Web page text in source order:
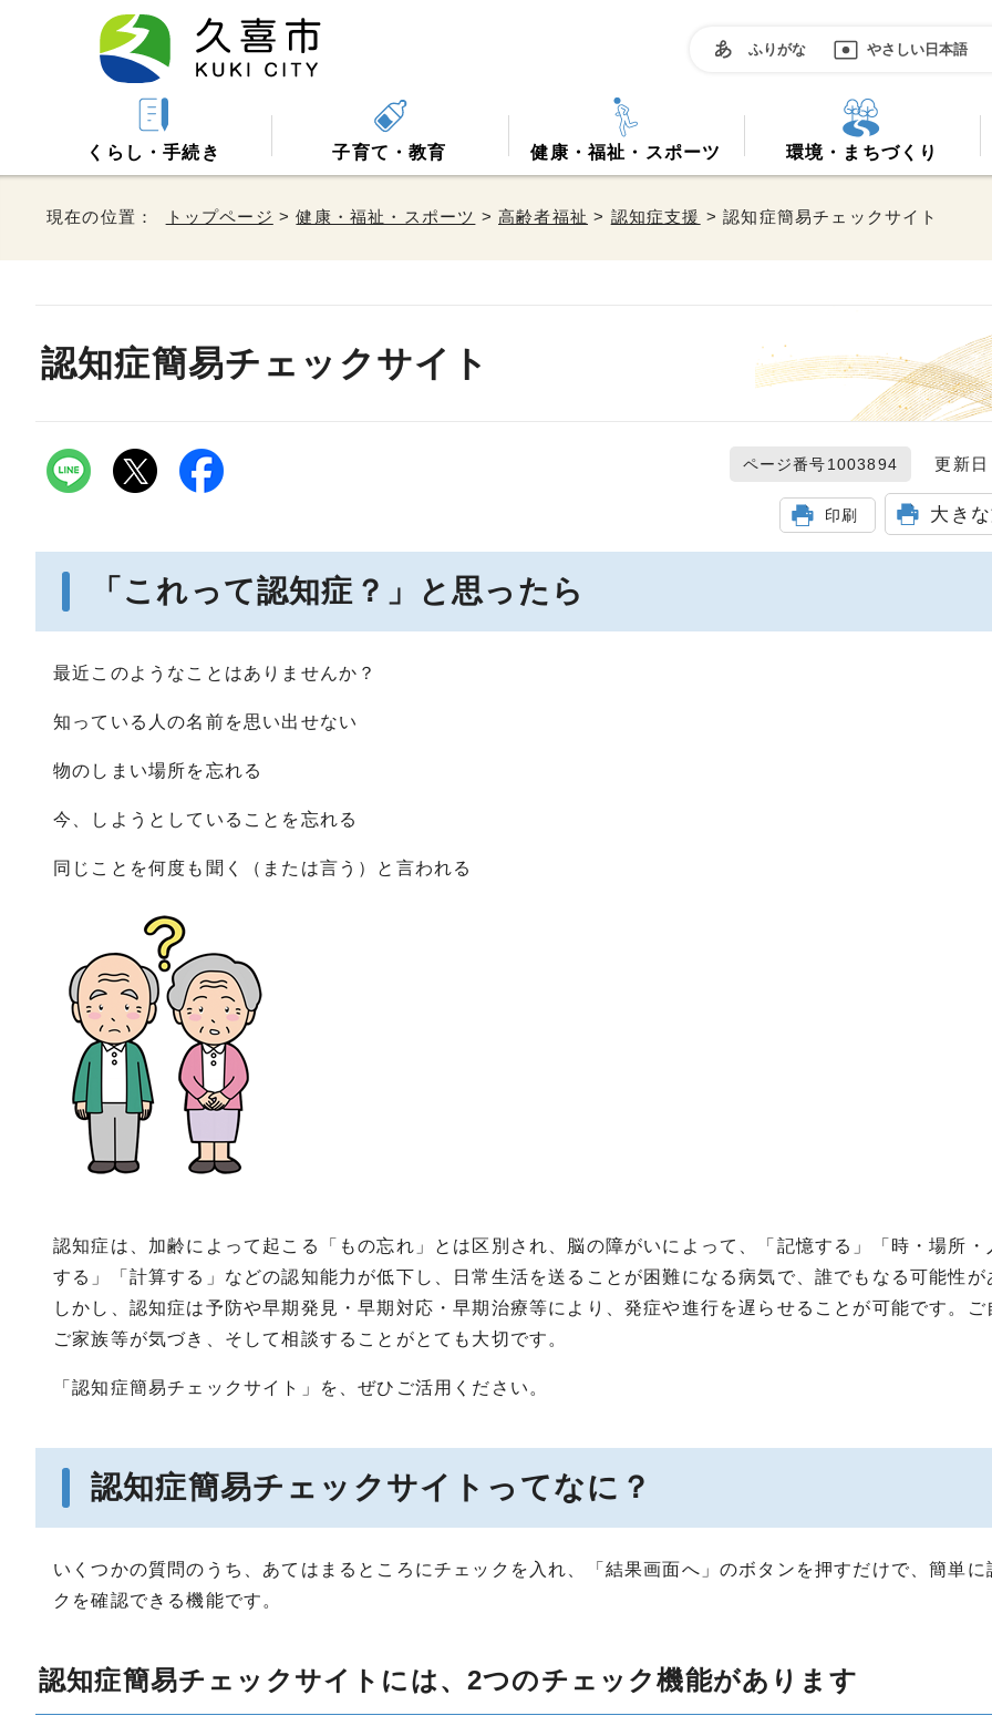
ふりがな やさしい日本語
くらし・手続き 子育て・教育 健康・福祉・スポーツ 環境・まちづくり
現在の位置： トップページ >健康・福祉・スポーツ >高齢者福祉 > 認知症支援 > 認知症簡易チェックサイト
認知症簡易チェックサイト
ページ番号1003894 更新日
印刷 大き
「これって認知症？」と思ったら
最近このようなことはありませんか？
知っている人の名前を思い出せない
物のしまい場所を忘れる
今、しようとしていることを忘れる
同じことを何度も聞く（または言う）と言われる
認知症は、加齢によって起こる「もの忘れ」とは区別され、脳の障がいによって、「記憶する」「時・場所・
する」「計算する」などの認知能力が低下し、日常生活を送ることが困難になる病気で、誰でもなる可能性が
しかし、認知症は予防や早期発見・早期対応・早期治療等により、発症や進行を遅らせることが可能です。
ご家族等が気づき、そして相談することがとても大切です。
「認知症簡易チェックサイト」を、ぜひご活用ください。
認知症簡易チェックサイトってなに？
いくつかの質問のうち、あてはまるところにチェックを入れ、「結果画面へ」のボタンを押すだけで、簡単に
クを確認できる機能です。
認知症簡易チェックサイトには、2つのチェック機能があります